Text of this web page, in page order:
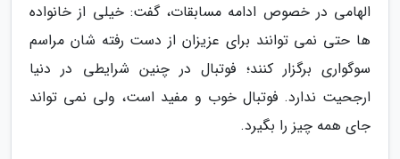
الهامی در خصوص ادامه مسابقات، گفت: خیلی از خانواده
ها حتی نمی توانند برای عزیزان از دست رفته شان مراسم
سوگواری برگزار کنند؛ فوتبال در چنین شرایطی در دنیا
ارجحیت ندارد. فوتبال خوب و مفید است، ولی نمی تواند
جای همه چیز را بگیرد.